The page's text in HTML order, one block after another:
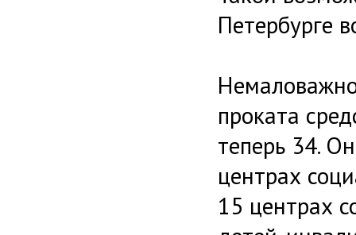
Петербурге
проката
теперь 34.
центрах
15 центрах